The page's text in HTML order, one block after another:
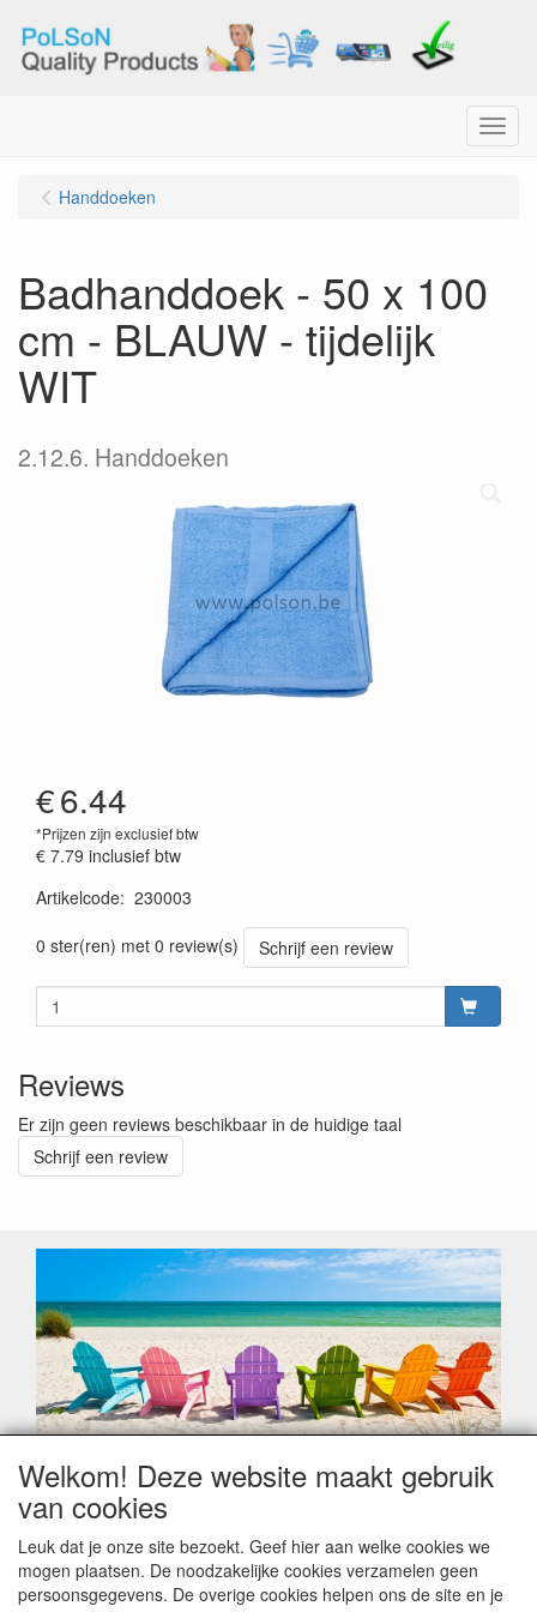
Menu
Handdoeken
Badhanddoek - 50 x 100
cm - BLAUW - tijdelijk
WIT
2.12.6. Handdoeken
€6.44
*Prijzen zijn exclusief btw
€ 7.79 inclusief btw
Artikelcode: 230003
0 ster(ren) met 0 review(s)
Schrijf een review
Reviews
Er zijn geen reviews beschikbaar in de huidige taal
Schrijf een review
Geachte klant,
Zoals elk jaar zorgt de verlofperiode, naast een hoop
leveringsproblemen.
Sommige fabrikanten sluiten of werken met een
vakantiebezetting.
Welkom! Deze website maakt gebruik
van cookies
Leuk dat je onze site bezoekt. Geef hier aan welke cookies we
mogen plaatsen. De noodzakelijke cookies verzamelen geen
persoonsgegevens. De overige cookies helpen ons de site en je